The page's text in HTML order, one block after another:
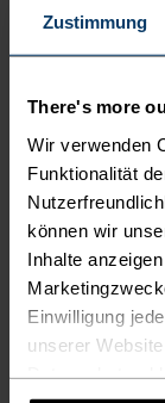
Zustimmung
There's more
Wir verwenden
Funktionalität
können wir
Inhalte
Einwilligung
unserer Website
LAUFEN
Schnell